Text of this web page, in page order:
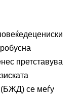
претставува
(БЖД) се меѓу